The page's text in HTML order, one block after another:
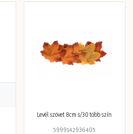
Levél szövet 8cm s/30 több szín
5999142936405